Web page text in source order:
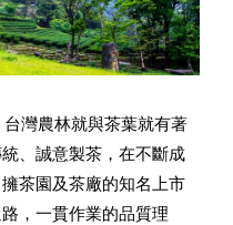
灣農林就與茶葉就有著
、誠意製茶，在不斷成
茶園及茶廠的知名上市
，一貫作業的品質理